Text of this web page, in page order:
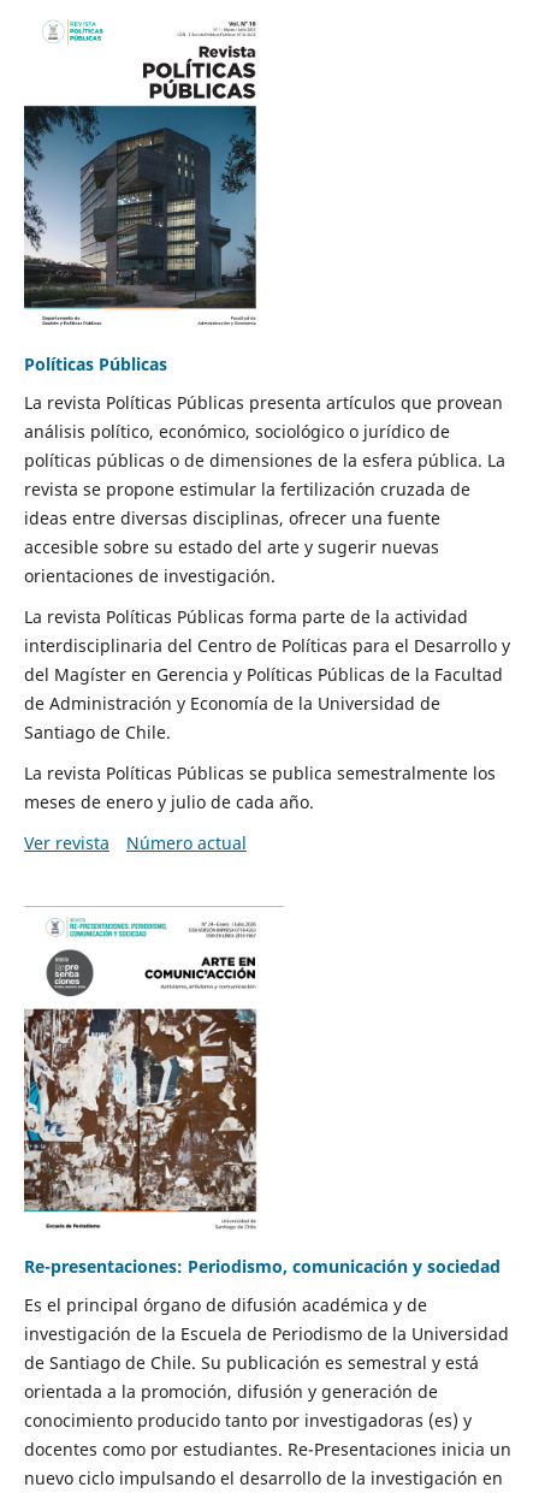
Políticas Públicas
La revista Políticas Públicas presenta artículos que provean
análisis político, económico, sociológico o jurídico de
políticas públicas o de dimensiones de la esfera pública. La
revista se propone estimular la fertilización cruzada de
ideas entre diversas disciplinas, ofrecer una fuente
accesible sobre su estado del arte y sugerir nuevas
orientaciones de investigación.
La revista Políticas Públicas forma parte de la actividad
interdisciplinaria del Centro de Políticas para el Desarrollo y
del Magíster en Gerencia y Políticas Públicas de la Facultad
de Administración y Economía de la Universidad de
Santiago de Chile.
La revista Políticas Públicas se publica semestralmente los
meses de enero y julio de cada año.
Ver revista
Número actual
Re-presentaciones: Periodismo, comunicación y sociedad
Es el principal órgano de difusión académica y de
investigación de la Escuela de Periodismo de la Universidad
de Santiago de Chile. Su publicación es semestral y está
orientada a la promoción, difusión y generación de
conocimiento producido tanto por investigadoras (es) y
docentes como por estudiantes. Re-Presentaciones inicia un
nuevo ciclo impulsando el desarrollo de la investigación en